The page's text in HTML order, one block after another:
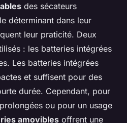
des sécateurs
déterminant dans leur
leur praticité. Deux
: les batteries intégrées
Les batteries intégrées
et suffisent pour des
durée. Cependant, pour
ou pour un usage
amovibles offrent une